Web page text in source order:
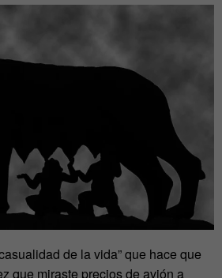
de la vida” que hace que
que miraste precios de avión a